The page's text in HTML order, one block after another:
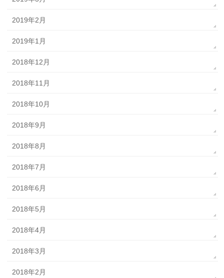
2019年2月
2019年1月
2018年12月
2018年11月
2018年10月
2018年9月
2018年8月
2018年7月
2018年6月
2018年5月
2018年4月
2018年3月
2018年2月